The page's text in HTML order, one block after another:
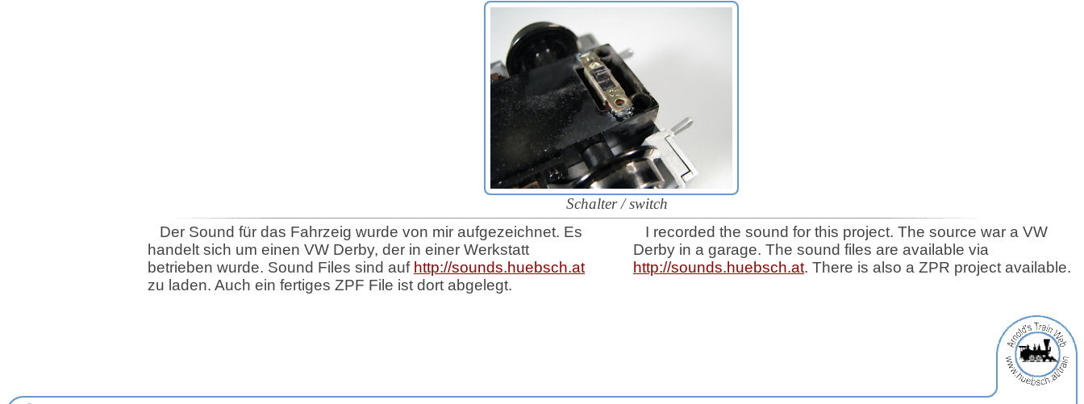
Schalter / switch
Der Sound für das Fahrzeig wurde von mir aufgezeichnet. Es
handelt sich um einen VW Derby, der in einer Werkstatt
betrieben wurde. Sound Files sind auf http://sounds.huebsch.at
zu laden. Auch ein fertiges ZPF File ist dort abgelegt.
I recorded the sound for this project. The source war a VW
Derby in a garage. The sound files are available via
http://sounds.huebsch.at. There is also a ZPR project available.